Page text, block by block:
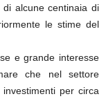
di alcune centinaia di
le stime del
e grande interesse
che nel settore
per circa